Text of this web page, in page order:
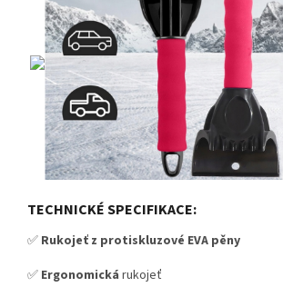
TECHNICKÉ SPECIFIKACE:
✅ Rukojeť z protiskluzové EVA pěny
✅ Ergonomická rukojeť